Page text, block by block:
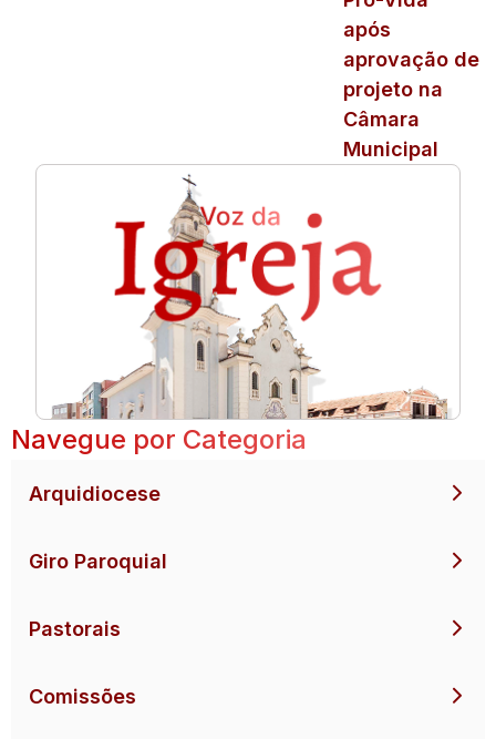
após
aprovação de
projeto na
Câmara
Municipal
Navegue por Categoria
Arquidiocese
Giro Paroquial
Pastorais
Comissões